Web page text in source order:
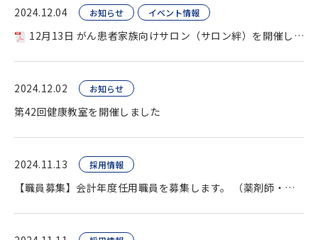
2024.12.04 お知らせ イベント情報
12月13日 がん患者家族向けサロン（サロン絆）を開催します
2024.12.02 お知らせ
第42回健康教室を開催しました
2024.11.13 採用情報
【職員募集】会計年度任用職員を募集します。 （薬剤師・臨床検査技師・看護師ほか）